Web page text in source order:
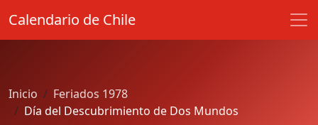
Calendario de Chile
Inicio
Feriados 1978
Día del Descubrimiento de Dos Mundos